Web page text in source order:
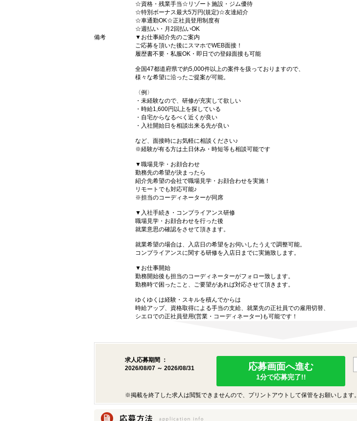
☆資格・残業手当☆リゾート施設・ジム優待
☆特別ボーナス最大5万円(規定)☆友達紹介
☆車通勤OK☆正社員登用制度有
☆週払い・月2回払いOK
備考
▼お仕事紹介先のご案内
ご応募を頂いた後にスマホでWEB面接！
履歴書不要・私服OK・即日での登録面接も可能
全国47都道府県で約5,000件以上の案件を扱っておりますので、
様々な希望に沿ったご提案が可能。
〈例〉
・未経験なので、研修が充実して欲しい
・時給1,600円以上を探している
・自宅からなるべく近くが良い
・入社開始日を相談出来る先が良い
など、面接時にお気軽に相談ください♪
※経験が有る方は土日休み・時短等も相談可能です
▼職場見学・お顔合わせ
勤務先の希望が決まったら
紹介先希望の会社で職場見学・お顔合わせを実施！
リモートでも対応可能♪
※担当のコーディネーターが同席
▼入社手続き・コンプライアンス研修
職場見学・お顔合わせを行った後
就業意思の確認をさせて頂きます。
就業希望の場合は、入店日の希望をお伺いしたうえで調整可能。
コンプライアンスに関する研修を入店日までに実施致します。
▼お仕事開始
勤務開始後も担当のコーディネーターがフォロー致します。
勤務時で困ったこと、ご要望があれば対応させて頂きます。
ゆくゆくは経験・スキルを積んでからは
時給アップ、資格取得による手当の支給、就業先の正社員での雇用切替、
シエロでの正社員登用(営業・コーディネーター)も可能です！
求人応募期間 ：
2026/08/07 ～ 2026/08/31
応募画面へ進む
1分で応募完了!!
※掲載を終了した求人は閲覧できませんので、プリントアウトして保管をお願いします。